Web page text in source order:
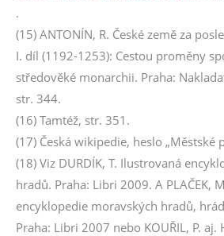
.
(15) ANTONÍN, R. České země za
I. díl (1192-1253): Cestou proměny
středověké monarchii. Praha:
str. 344.
(16) Tamtéž, str. 351.
(17) Česká wikipedie, heslo „Městské
(18) Viz DURDÍK, T. Ilustrovaná
hradů. Praha: Libri 2009. A PLAČEK,
encyklopedie moravských hradů,
Praha: Libri 2007 nebo KOUŘIL, P. aj.